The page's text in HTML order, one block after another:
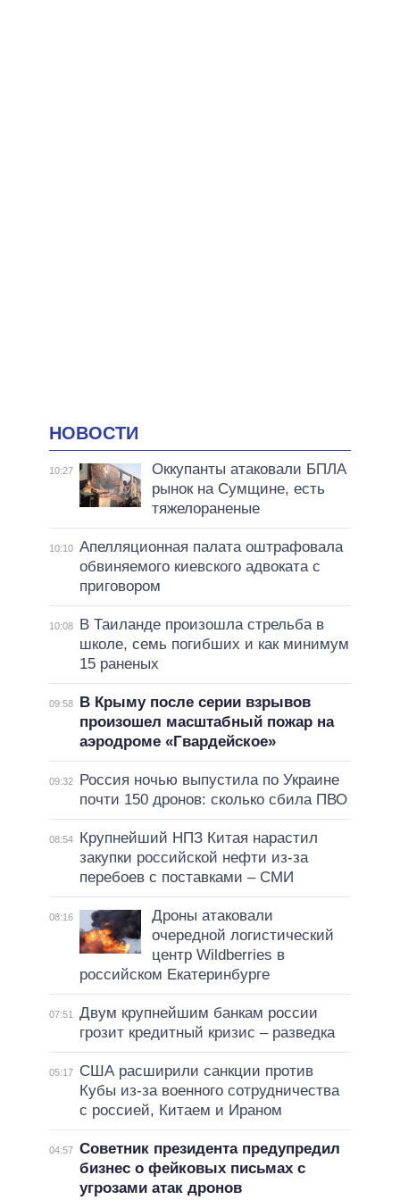
НОВОСТИ
10:27
Оккупанты атаковали БПЛА
рынок на Сумщине, есть
тяжелораненые
10:10 Апелляционная палата оштрафовала
обвиняемого киевского адвоката с
приговором
10:08
В Таиланде произошла стрельба в
школе, семь погибших и как минимум
15 раненых
09:58
В Крыму после серии взрывов
произошел масштабный пожар на
аэродроме «Гвардейское»
09:32
Россия ночью выпустила по Украине
почти 150 дронов: сколько сбила ПВО
08:54
Крупнейший НПЗ Китая нарастил
закупки российской нефти из-за
перебоев с поставками – СМИ
08:16
Дроны атаковали
очередной логистический
центр Wildberries в
российском Екатеринбурге
07:51
Двум крупнейшим банкам россии
грозит кредитный кризис – разведка
05:17
США расширили санкции против
Кубы из-за военного сотрудничества
с россией, Китаем и Ираном
04:57 Советник президента предупредил
бизнес о фейковых письмах с
угрозами атак дронов